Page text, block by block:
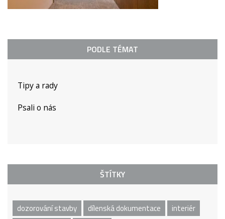
PODLE TÉMAT
Tipy a rady
Psali o nás
ŠTÍTKY
dozorování stavby dílenská dokumentace
interiér